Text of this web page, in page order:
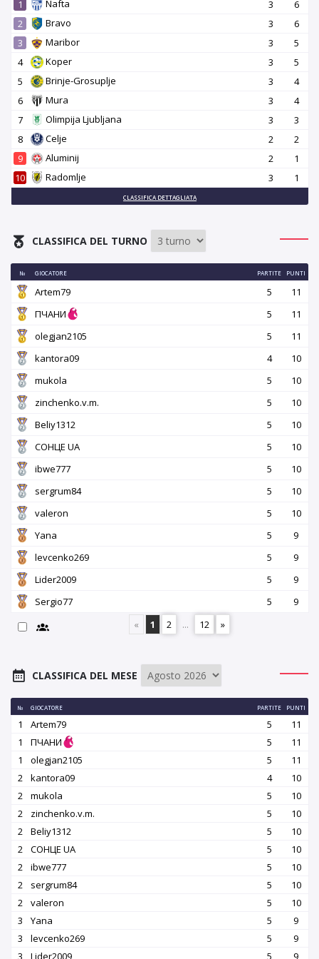
1 Nafta 3
6
2
Bravo 3
6
3
Maribor 3
5
4
Koper 3
5
5
Brinje-Grosuplje 3
4
6
Mura 3
4
7
Olimpija Ljubljana 3
3
8
Celje 2
2
9
Aluminij 2
1
10
Radomlje 3 1
CLASSIFICA DETTAGLIATA
CLASSIFICA DEL TURNO
№ GIOCATORE PARTITE PUNTI
Artem79 5
11
ПЧАНИ
5
11
olegjan2105
5
11
kantora09
4
10
mukola
5
10
zinchenko.v.m.
5
10
Beliy1312
5
10
СОНЦЕ UA
5
10
ibwe777
5
10
sergrum84
5
10
valeron
5
10
Yana
5
9
levcenko269
5
9
Lider2009
5
9
Sergio77
5
9
«
1 2 ... 12 »
CLASSIFICA DEL MESE
№ GIOCATORE PARTITE PUNTI
1 Artem79 5
11
1
ПЧАНИ 5
11
1
olegjan2105 5
11
2
kantora09 4
10
2
mukola 5
10
2
zinchenko.v.m. 5
10
2
Beliy1312 5
10
2
СОНЦЕ UA 5
10
2
ibwe777 5
10
2
sergrum84 5
10
2
valeron 5
10
3
Yana 5
9
3
levcenko269 5
9
3
Lider2009 5 9